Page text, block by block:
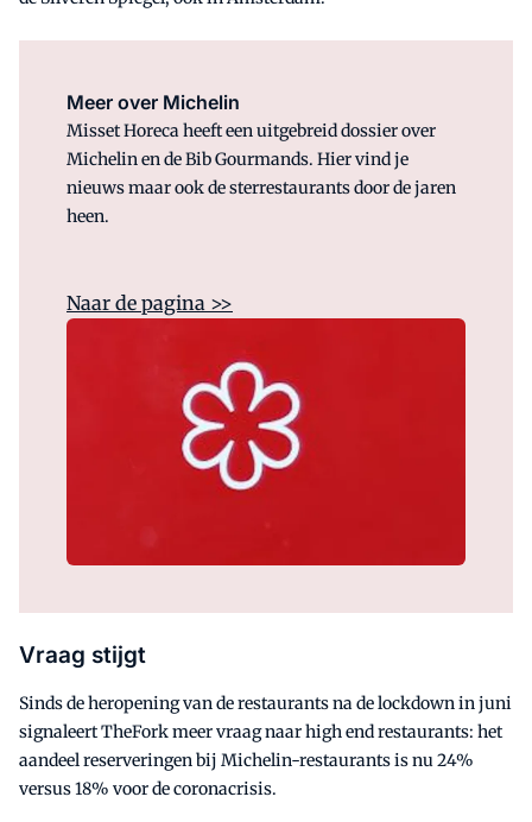
Meer over Michelin
Misset Horeca heeft een uitgebreid dossier over
Michelin en de Bib Gourmands. Hier vind je
nieuws maar ook de sterrestaurants door de jaren
heen.
Naar de pagina >>
Vraag stijgt
Sinds de heropening van de restaurants na de lockdown in juni
signaleert TheFork meer vraag naar high end restaurants: het
aandeel reserveringen bij Michelin-restaurants is nu 24%
versus 18% voor de coronacrisis.